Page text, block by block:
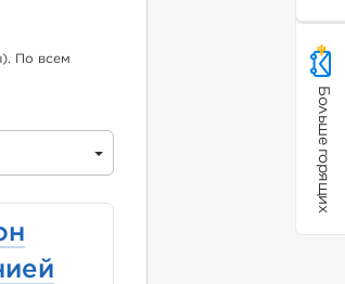
Больше горящих
По всем